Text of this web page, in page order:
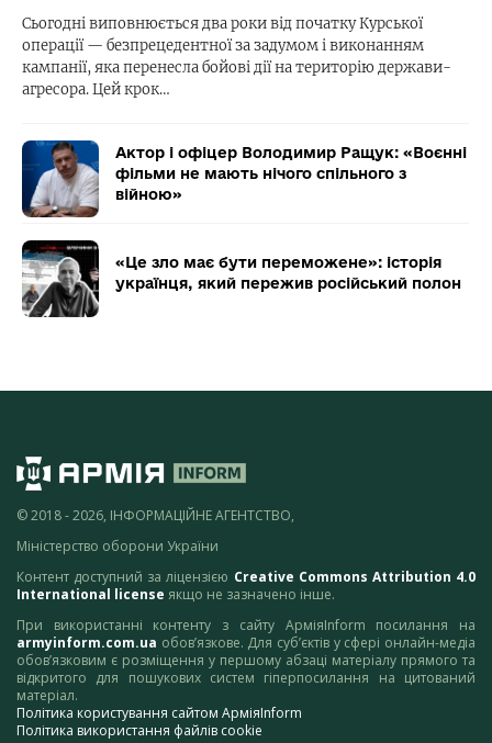
Сьогодні виповнюється два роки від початку Курської
операції — безпрецедентної за задумом і виконанням
кампанії, яка перенесла бойові дії на територію держави-
агресора. Цей крок…
Актор і офіцер Володимир Ращук: «Воєнні
фільми не мають нічого спільного з
війною»
«Це зло має бути переможене»: історія
українця, який пережив російський полон
© 2018 - 2026, ІНФОРМАЦІЙНЕ АГЕНТСТВО,
Міністерство оборони України
Контент доступний за ліцензією Creative Commons Attribution 4.0
International license якщо не зазначено інше.
При використанні контенту з сайту АрміяInform посилання на
armyinform.com.ua обов’язкове. Для суб’єктів у сфері онлайн-медіа
обов’язковим є розміщення у першому абзаці матеріалу прямого та
відкритого для пошукових систем гіперпосилання на цитований
матеріал.
Політика користування сайтом АрміяInform
Політика використання файлів cookie